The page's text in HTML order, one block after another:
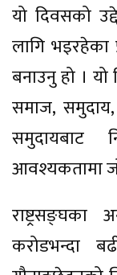
यो दिवसको
लागि भइरहेका
बनाउनु हो ।
समाज, समुदाय,
समुदायबाट
आवश्यकतामा
करोडभन्दा